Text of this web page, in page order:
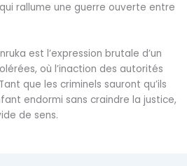
rallume une guerre ouverte entre
est l’expression brutale d’un
où l’inaction des autorités
que les criminels sauront qu’ils
endormi sans craindre la justice,
de sens.